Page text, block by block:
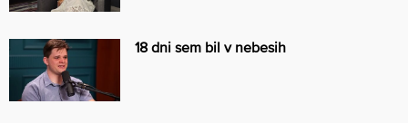
18 dni sem bil v nebesih